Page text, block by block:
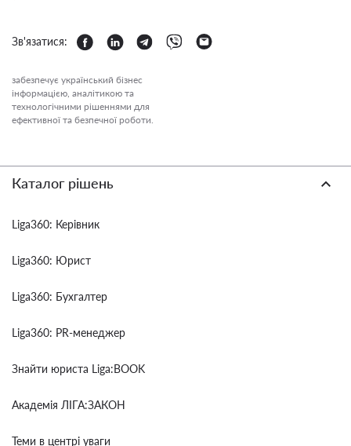
Зв'язатися:
забезпечує український бізнес
інформацією, аналітикою та
технологічними рішеннями для
ефективної та безпечної роботи.
Каталог рішень
Liga360: Керівник
Liga360: Юрист
Liga360: Бухгалтер
Liga360: PR-менеджер
Знайти юриста Liga:BOOK
Академія ЛІГА:ЗАКОН
Теми в центрі уваги